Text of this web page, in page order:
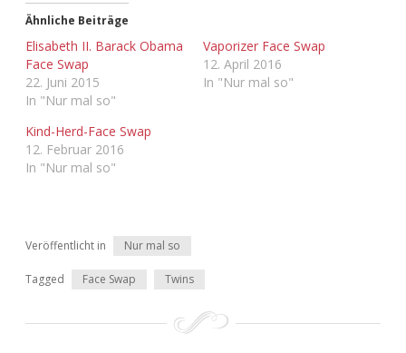
Adventskalender 2019
Adventskalender 2020
Adventskalender 2021
Ähnliche Beiträge
Elisabeth II. Barack Obama
Face Swap
22. Juni 2015
In "Nur mal so"
Vaporizer Face Swap
12. April 2016
In "Nur mal so"
Kind-Herd-Face Swap
12. Februar 2016
In "Nur mal so"
Veröffentlicht in Nur mal so
Tagged Face Swap Twins